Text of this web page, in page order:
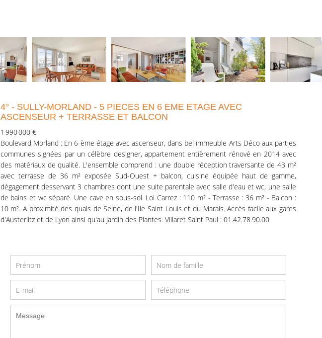
4° - SULLY-MORLAND - 5 PIECES EN 6 EME ETAGE AVEC
ASCENSEUR + TERRASSE ET BALCON
1 990 000 €
Boulevard Morland : En 6 ème étage avec ascenseur, dans bel immeuble Arts Déco aux parties
communes signées par un célèbre designer, appartement entièrement rénové en 2014 avec
des matériaux de qualité. L'ensemble comprend : une double réception traversante de 43 m²
avec terrasse de 36 m² exposée Sud-Ouest + balcon, cuisine équipée haut de gamme,
dégagement desservant 3 chambres dont une suite parentale avec salle d'eau et wc, une salle
de bains et wc séparé. Une cave en sous-sol. Loi Carrez : 110 m² - Terrasse : 36 m² - Balcon :
10 m². A proximité des quais de Seine, de l'Ile Saint Louis et du Marais. Accès facile aux gares
d'Austerlitz et de Lyon ainsi qu'au jardin des Plantes. Villaret Saint Paul : 01.42.78.90.00